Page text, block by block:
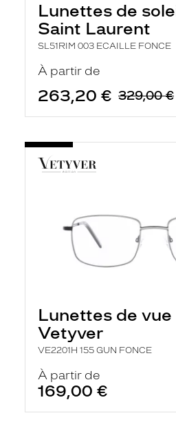
Lunettes de
Saint Laurent
SL51RIM 003 ECAILLE FONCE
À partir de
263,20 € 329,00 €
Lunettes de vue
Vetyver
VE2201H 155 GUN FONCE
À partir de
169,00 €